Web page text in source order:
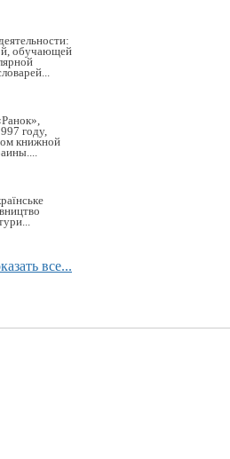
обучающей
году,
книжной
все...